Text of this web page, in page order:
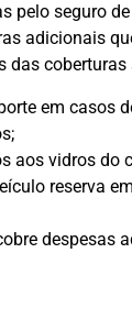
pelo seguro
adicionais
das
em casos
aos vidros do
reserva
despesas